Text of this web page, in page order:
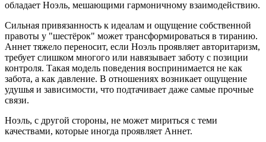
обладает Ноэль, мешающими гармоничному взаимодействию.
Сильная привязанность к идеалам и ощущение собственной
правоты у "шестёрок" может трансформироваться в тиранию.
Аннет тяжело переносит, если Ноэль проявляет авторитаризм,
требует слишком многого или навязывает заботу с позиции
контроля. Такая модель поведения воспринимается не как
забота, а как давление. В отношениях возникает ощущение
удушья и зависимости, что подтачивает даже самые прочные
связи.
Ноэль, с другой стороны, не может мириться с теми
качествами, которые иногда проявляет Аннет.